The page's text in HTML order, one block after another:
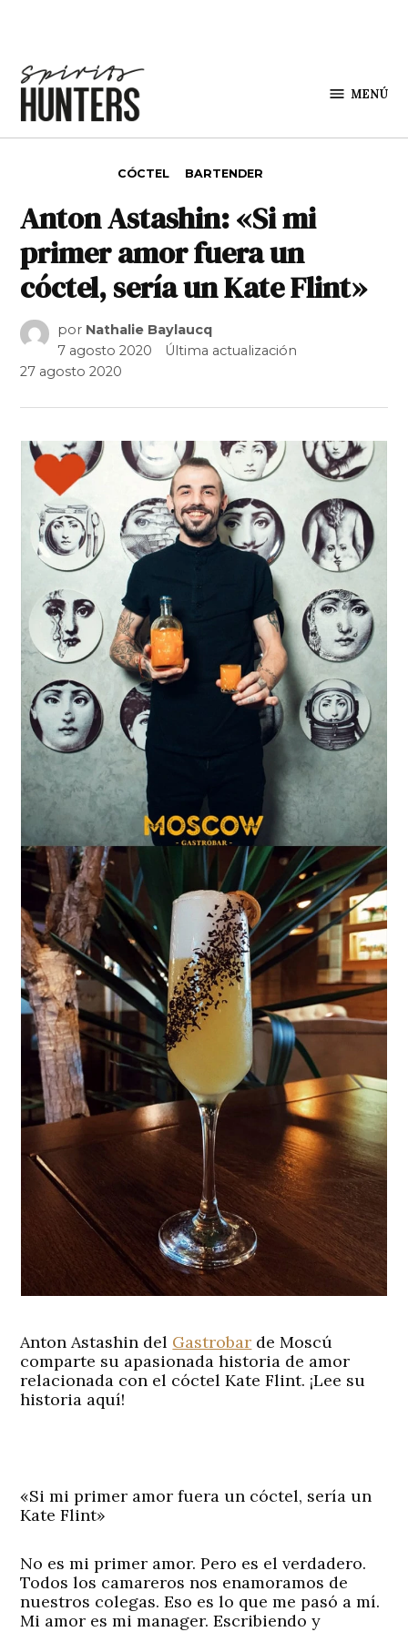
MENÚ
CÓCTEL BARTENDER
Anton Astashin: «Si mi
primer amor fuera un
cóctel, sería un Kate Flint»
por Nathalie Baylaucq
7 agosto 2020
Última actualización
27 agosto 2020
Anton Astashin del Gastrobar de Moscú
comparte su apasionada historia de amor
relacionada con el cóctel Kate Flint. ¡Lee su
historia aquí!
«Si mi primer amor fuera un cóctel, sería un
Kate Flint»
No es mi primer amor. Pero es el verdadero.
Todos los camareros nos enamoramos de
nuestros colegas. Eso es lo que me pasó a mí.
Mi amor es mi manager. Escribiendo y